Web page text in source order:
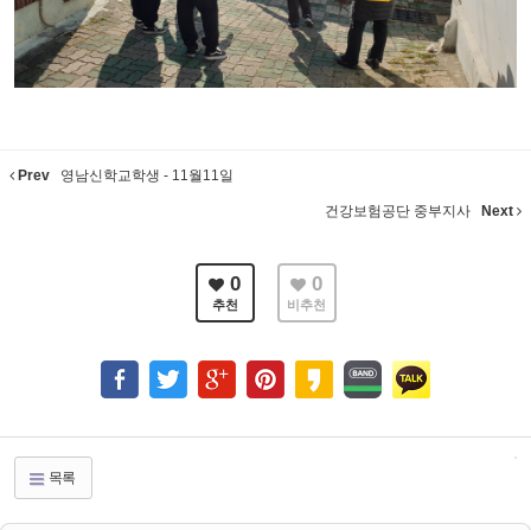
Prev 영남신학교학생 - 11월11일
건강보험공단 중부지사 Next
0
추천
0
비추천
목록